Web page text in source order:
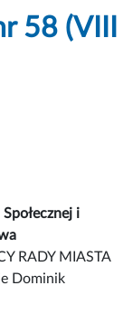
58 (VIII
i
RADY MIASTA
Dominik